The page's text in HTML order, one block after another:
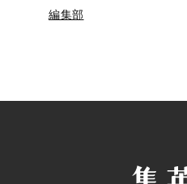
編集部